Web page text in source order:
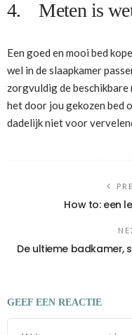
4. Meten is
Een goed en mooi bed
wel in de slaapkamer
zorgvuldig de
het door jou gekozen bed
dadelijk niet voor
How to: een
De ultieme badkamer,
GEEF EEN REACTIE